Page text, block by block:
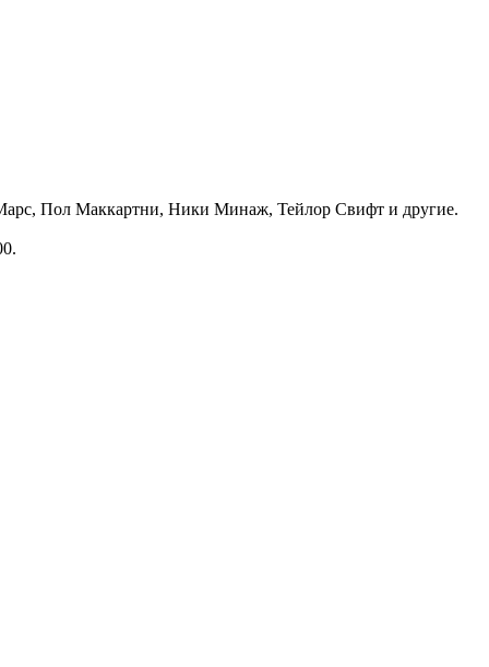
Пол Маккартни, Ники Минаж, Тейлор Свифт и другие.